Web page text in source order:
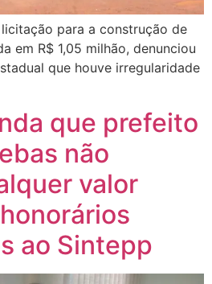
para a construção de
em R$ 1,05 milhão, denunciou
que houve irregularidade
que prefeito
não
valor
ao Sintepp